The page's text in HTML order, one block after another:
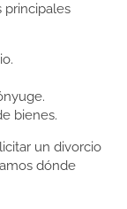
principales
bienes.
un divorcio
dónde